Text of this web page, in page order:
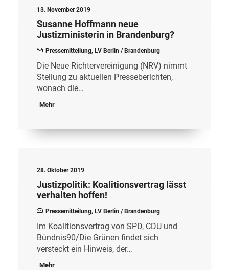
13. November 2019
Susanne Hoffmann neue
Justizministerin in Brandenburg?
Pressemitteilung, LV Berlin / Brandenburg
Die Neue Richtervereinigung (NRV) nimmt
Stellung zu aktuellen Presseberichten,
wonach die…
Mehr
28. Oktober 2019
Justizpolitik: Koalitionsvertrag lässt
verhalten hoffen!
Pressemitteilung, LV Berlin / Brandenburg
Im Koalitionsvertrag von SPD, CDU und
Bündnis90/Die Grünen findet sich
versteckt ein Hinweis, der…
Mehr